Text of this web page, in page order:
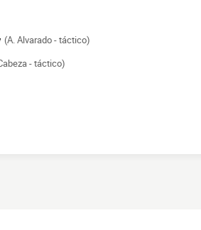
(A. Alvarado - táctico)
- táctico)